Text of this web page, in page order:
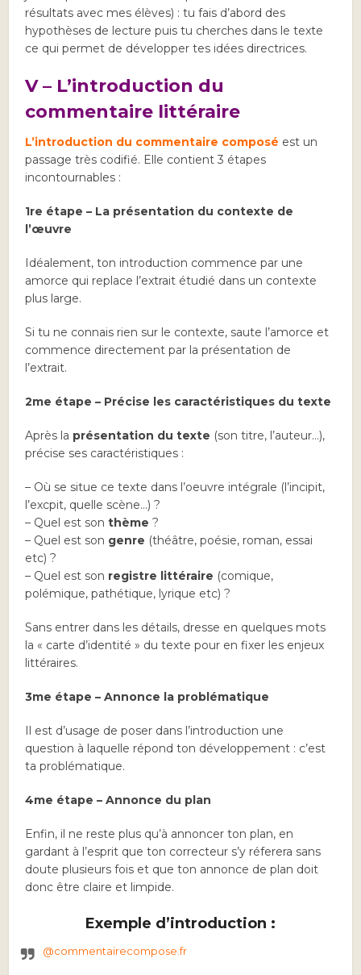
résultats avec mes élèves) : tu fais d’abord des
hypothèses de lecture puis tu cherches dans le texte
ce qui permet de développer tes idées directrices.
V – L’introduction du
commentaire littéraire
L’introduction du commentaire composé est un
passage très codifié. Elle contient 3 étapes
incontournables :
1re étape – La présentation du contexte de
l’œuvre
Idéalement, ton introduction commence par une
amorce qui replace l’extrait étudié dans un contexte
plus large.
Si tu ne connais rien sur le contexte, saute l’amorce et
commence directement par la présentation de
l’extrait.
2me étape – Précise les caractéristiques du texte
Après la présentation du texte (son titre, l’auteur…),
précise ses caractéristiques :
– Où se situe ce texte dans l’oeuvre intégrale (l’incipit,
l’excpit, quelle scène…) ?
– Quel est sonthème ?
– Quel est son genre (théâtre, poésie, roman, essai
etc) ?
– Quel est son registre littéraire (comique,
polémique, pathétique, lyrique etc) ?
Sans entrer dans les détails, dresse en quelques mots
la « carte d’identité » du texte pour en fixer les enjeux
littéraires.
3me étape – Annonce la problématique
Il est d’usage de poser dans l’introduction une
question à laquelle répond ton développement : c’est
ta problématique.
4me étape – Annonce du plan
Enfin, il ne reste plus qu’à annoncer ton plan, en
gardant à l’esprit que ton correcteur s’y réferera sans
doute plusieurs fois et que ton annonce de plan doit
donc être claire et limpide.
Exemple d’introduction :
@commentairecompose.fr